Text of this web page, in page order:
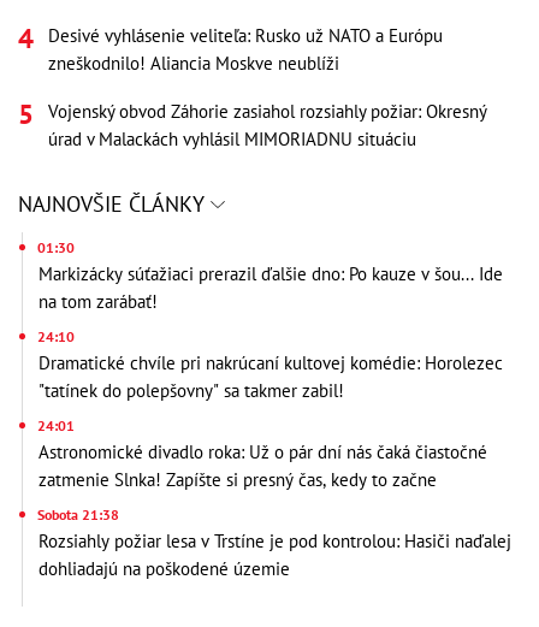
Desivé vyhlásenie veliteľa: Rusko už NATO a Európu
zneškodnilo! Aliancia Moskve neublíži
Vojenský obvod Záhorie zasiahol rozsiahly požiar: Okresný
úrad v Malackách vyhlásil MIMORIADNU situáciu
NAJNOVŠIE ČLÁNKY
01:30
Markizácky súťažiaci prerazil ďalšie dno: Po kauze v šou... Ide
na tom zarábať!
24:10
Dramatické chvíle pri nakrúcaní kultovej komédie: Horolezec
"tatínek do polepšovny" sa takmer zabil!
24:01
Astronomické divadlo roka: Už o pár dní nás čaká čiastočné
zatmenie Slnka! Zapíšte si presný čas, kedy to začne
Sobota 21:38
Rozsiahly požiar lesa v Trstíne je pod kontrolou: Hasiči naďalej
dohliadajú na poškodené územie